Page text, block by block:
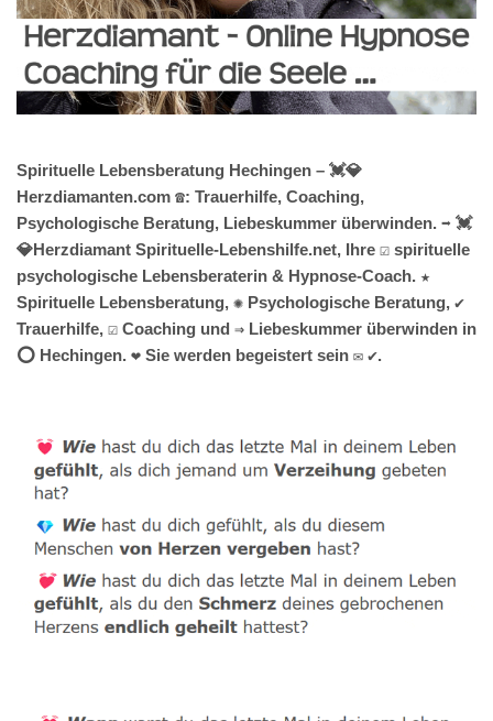
Spirituelle Lebensberatung Hechingen – 💓️💎
Herzdiamanten.com ☎️: Trauerhilfe, Coaching,
Psychologische Beratung, Liebeskummer überwinden. ➡️ 💓️
💎Herzdiamant Spirituelle-Lebenshilfe.net, Ihre ☑️ spirituelle
psychologische Lebensberaterin & Hypnose-Coach. ★
Spirituelle Lebensberatung, ✺ Psychologische Beratung, ✔️
Trauerhilfe, ☑️ Coaching und ⇒ Liebeskummer überwinden in
⭕ Hechingen. ❤ Sie werden begeistert sein ✉ ✔.